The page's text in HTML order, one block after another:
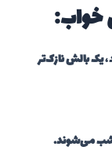
خواب:
یک بالش نازک‌تر
شب می‌شوند.